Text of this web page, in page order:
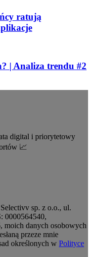
ratują
| Analiza trendu #2
digital i priorytetowy
📈
sp. z o.o., ul.
0000564540,
moich danych osobowych
przeze mnie
określonych w Polityce